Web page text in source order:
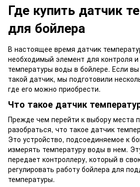
Где купить датчик
для бойлера
В настоящее время датчик
необходимый элемент для контроля и
температуры воды в бойлере. Если
такой датчик, мы подготовили
где его можно приобрести.
Что такое датчик
Прежде чем перейти к выбору места
разобраться, что такое датчик
Это устройство, подсоединяемое к
измерять температуру воды в нем.
передает контроллеру, который в
регулировать работу бойлера для
температуры.